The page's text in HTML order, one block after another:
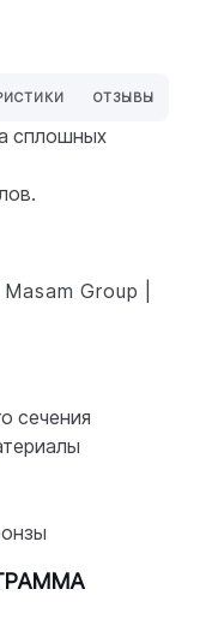
ОТЗЫВЫ
сплошных
сечения